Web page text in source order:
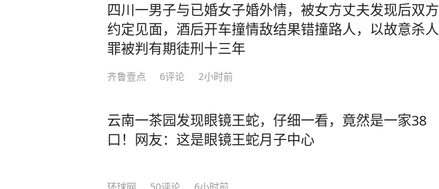
四川一男子与已婚女子婚外情，被女方丈夫发现后双方
约定见面，酒后开车撞情敌结果错撞路人，以故意杀人
罪被判有期徒刑十三年
齐鲁壹点 6评论 2小时前
云南一茶园发现眼镜王蛇，仔细一看，竟然是一家38
口！网友：这是眼镜王蛇月子中心